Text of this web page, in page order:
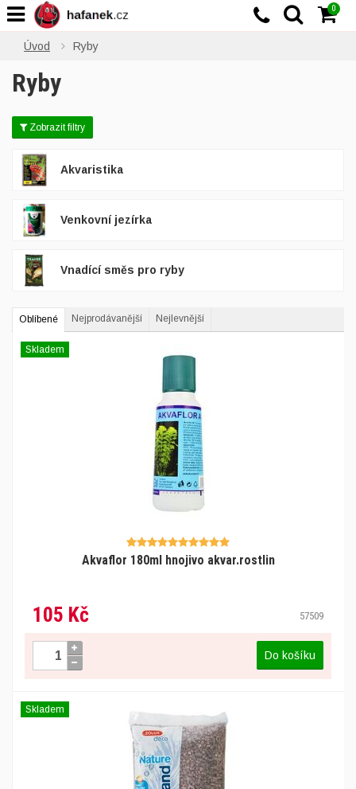
Úvod Ryby
Ryby
Zobrazit filtry
Akvaristika
Venkovní jezírka
Vnadící směs pro ryby
Oblíbené Nejprodávanější Nejlevnější
Akvaflor 180ml hnojivo akvar.rostlin
105 Kč 57509
Skladem
Do košíku
Skladem
0